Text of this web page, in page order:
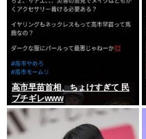
高市早苗首相、ちょけすぎて 民
ブチギレwww